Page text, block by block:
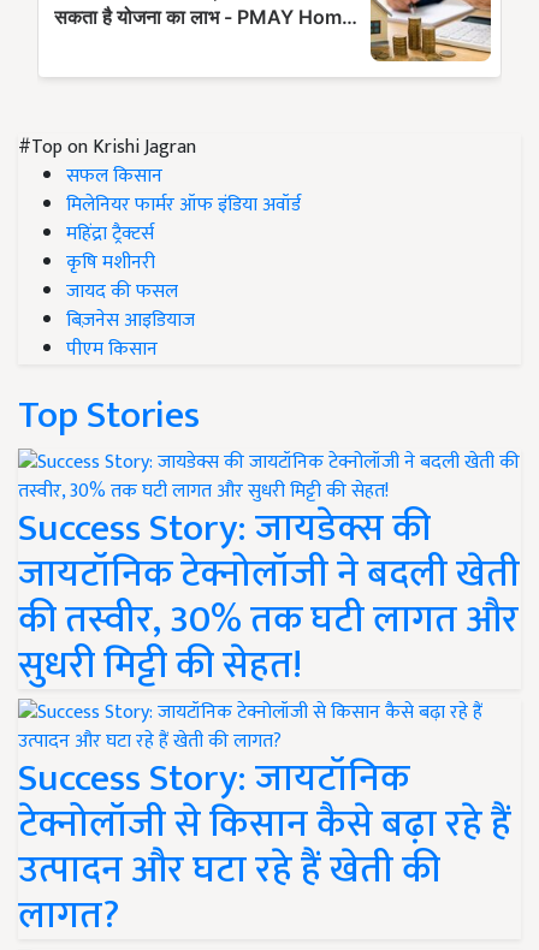
#Top on Krishi Jagran
सफल किसान
मिलेनियर फार्मर ऑफ इंडिया अवॉर्ड
महिंद्रा ट्रैक्टर्स
कृषि मशीनरी
जायद की फसल
बिज़नेस आइडियाज
पीएम किसान
Top Stories
Success Story: जायडेक्स की
जायटॉनिक टेक्नोलॉजी ने बदली खेती
की तस्वीर, 30% तक घटी लागत और
सुधरी मिट्टी की सेहत!
Success Story: जायटॉनिक
टेक्नोलॉजी से किसान कैसे बढ़ा रहे हैं
उत्पादन और घटा रहे हैं खेती की
लागत?